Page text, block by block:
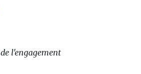
de l'engagement